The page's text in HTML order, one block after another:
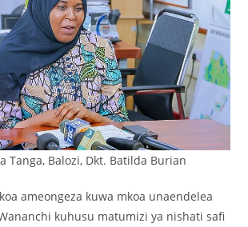
Tanga, Balozi, Dkt. Batilda Burian
ameongeza kuwa mkoa unaendelea
kuhusu matumizi ya nishati safi